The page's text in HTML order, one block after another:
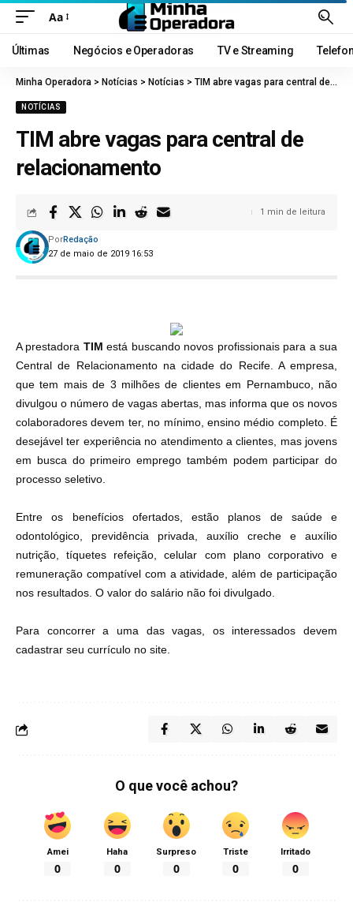
Aa
Últimas Negócios e Operadoras TV e Streaming
Minha Operadora > Notícias > Notícias > TIM abre vagas para central de relacionamento
NOTÍCIAS
TIM abre vagas para central de
relacionamento
27 de maio de 2019 16:53
PorRedação
1 min de leitura
A prestadora TIM está buscando novos profissionais para a sua
Central de Relacionamento na cidade do Recife. A empresa,
que tem mais de 3 milhões de clientes em Pernambuco, não
divulgou o número de vagas abertas, mas informa que os novos
colaboradores devem ter, no mínimo, ensino médio completo. É
desejável ter experiência no atendimento a clientes, mas jovens
em busca do primeiro emprego também podem participar do
processo seletivo.
Entre os benefícios ofertados, estão planos de saúde e
odontológico, previdência privada, auxílio creche e auxílio
nutrição, tíquetes refeição, celular com plano corporativo e
remuneração compatível com a atividade, além de participação
nos resultados. O valor do salário não foi divulgado.
Para concorrer a uma das vagas, os interessados devem
cadastrar seu currículo no site
O que você achou?
Amei
0
Haha
0
Surpreso
0
Triste
0
Irritado
0